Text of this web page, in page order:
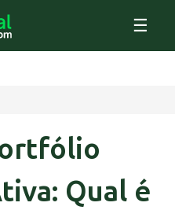
☰
Qual é